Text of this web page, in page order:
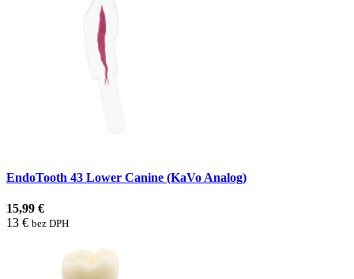
EndoTooth 43 Lower Canine (KaVo Analog)
15,99 €
13 € bez DPH